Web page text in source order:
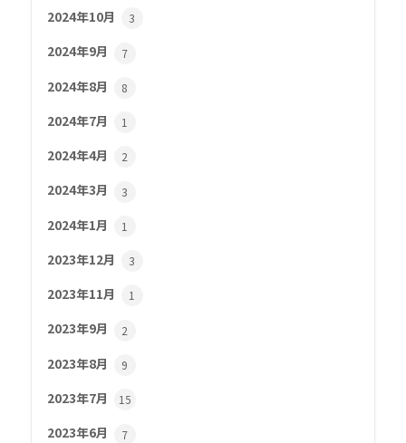
2024年10月 3
2024年9月 7
2024年8月 8
2024年7月 1
2024年4月 2
2024年3月 3
2024年1月 1
2023年12月 3
2023年11月 1
2023年9月 2
2023年8月 9
2023年7月 15
2023年6月 7